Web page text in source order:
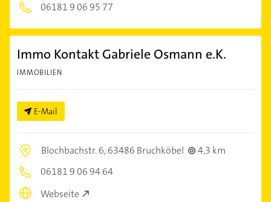
06181 9 06 95 77
Immo Kontakt Gabriele Osmann e.K.
IMMOBILIEN
E-Mail
Blochbachstr. 6,63486 Bruchköbel
4,3 km
06181 9 06 94 64
Webseite